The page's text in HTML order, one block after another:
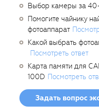
Выбор камеры за
Помогите чайнику
фотоаппарат
Какой выбрать
Посмотреть ответ
Карта памяти для
100D Посмотреть
Задать вопрос